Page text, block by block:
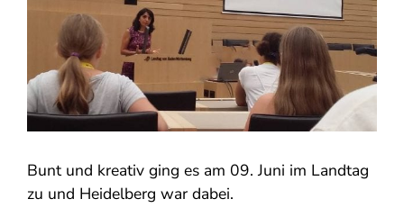
Bunt und kreativ ging es am 09. Juni im Landtag
zu und Heidelberg war dabei.